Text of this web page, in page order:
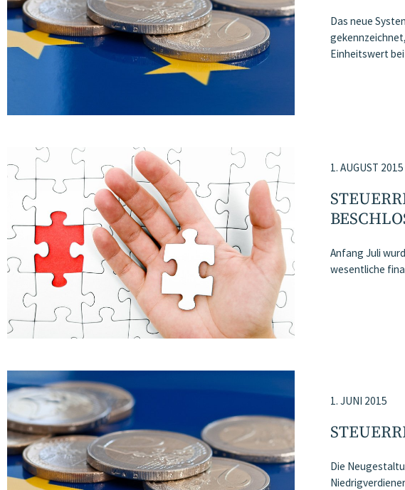
Das neue
Einheitswert
1. AUGUST 2015
Anfang Juli
wesentliche
1. JUNI 2015
Die